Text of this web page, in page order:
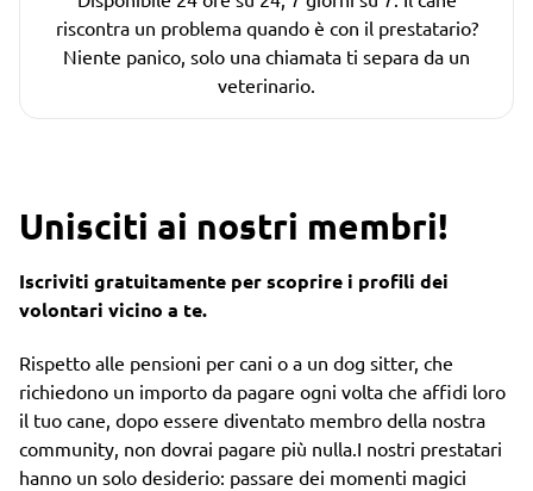
riscontra un problema quando è con il prestatario?
Niente panico, solo una chiamata ti separa da un
veterinario.
Unisciti ai nostri membri!
Iscriviti gratuitamente per scoprire i profili dei
volontari vicino a te.
Rispetto alle pensioni per cani o a un dog sitter, che
richiedono un importo da pagare ogni volta che affidi loro
il tuo cane, dopo essere diventato membro della nostra
community, non dovrai pagare più nulla.I nostri prestatari
hanno un solo desiderio: passare dei momenti magici